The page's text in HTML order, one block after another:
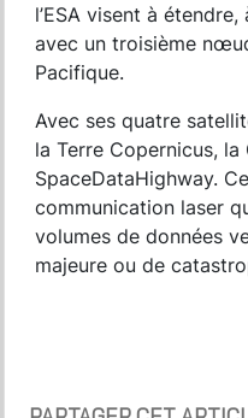
l’ESA visent à
avec un troisième
Pacifique.
Avec ses quatre
la Terre Copernicus,
SpaceDataHighway.
communication laser
volumes de données
majeure ou de